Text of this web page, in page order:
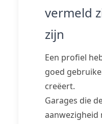
vermeld
zijn
Een profiel
goed
creëert.
Garages die
aanwezigheid